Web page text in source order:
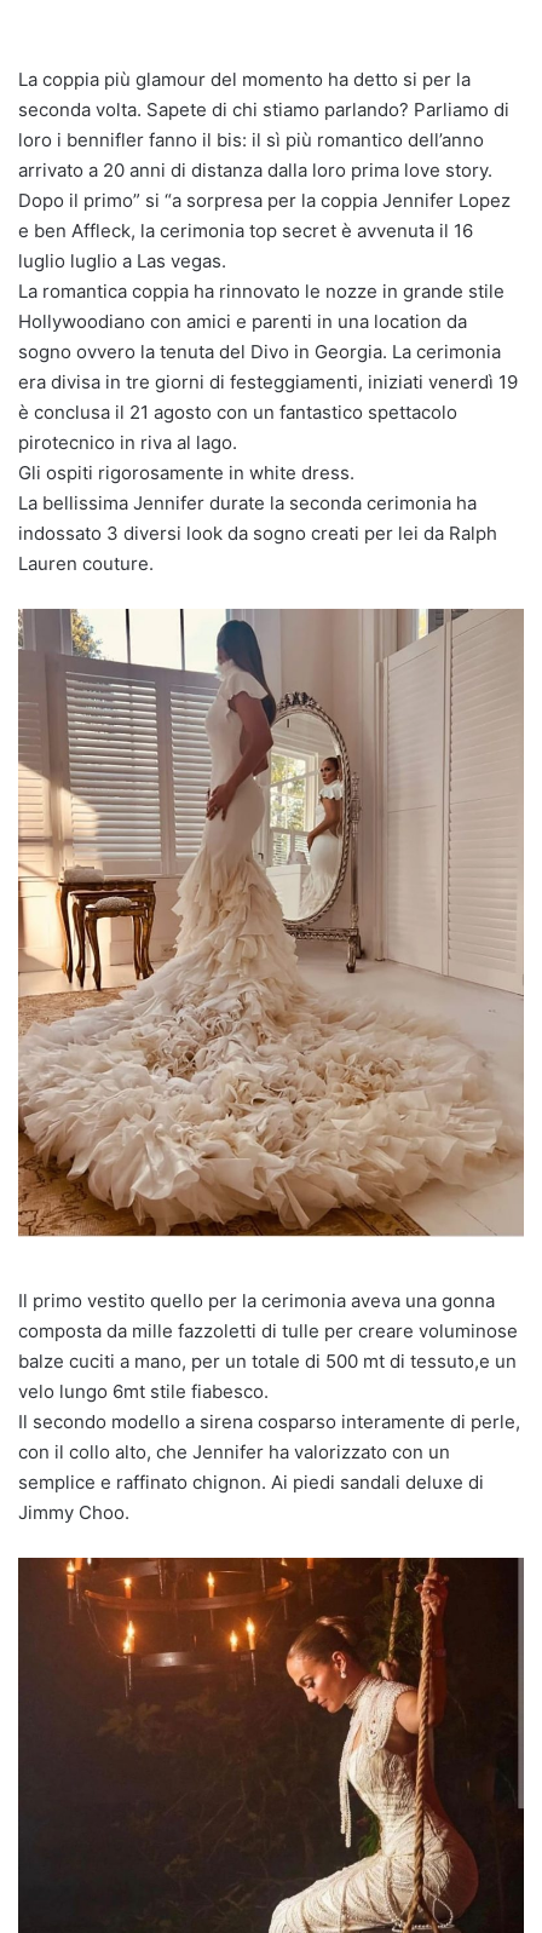
La coppia più glamour del momento ha detto si per la
seconda volta. Sapete di chi stiamo parlando? Parliamo di
loro i bennifler fanno il bis: il sì più romantico dell’anno
arrivato a 20 anni di distanza dalla loro prima love story.
Dopo il primo” si “a sorpresa per la coppia Jennifer Lopez
e ben Affleck, la cerimonia top secret è avvenuta il 16
luglio luglio a Las vegas.
La romantica coppia ha rinnovato le nozze in grande stile
Hollywoodiano con amici e parenti in una location da
sogno ovvero la tenuta del Divo in Georgia. La cerimonia
era divisa in tre giorni di festeggiamenti, iniziati venerdì 19
è conclusa il 21 agosto con un fantastico spettacolo
pirotecnico in riva al lago.
Gli ospiti rigorosamente in white dress.
La bellissima Jennifer durate la seconda cerimonia ha
indossato 3 diversi look da sogno creati per lei da Ralph
Lauren couture.
Il primo vestito quello per la cerimonia aveva una gonna
composta da mille fazzoletti di tulle per creare voluminose
balze cuciti a mano, per un totale di 500 mt di tessuto,e un
velo lungo 6mt stile fiabesco.
Il secondo modello a sirena cosparso interamente di perle,
con il collo alto, che Jennifer ha valorizzato con un
semplice e raffinato chignon. Ai piedi sandali deluxe di
Jimmy Choo.